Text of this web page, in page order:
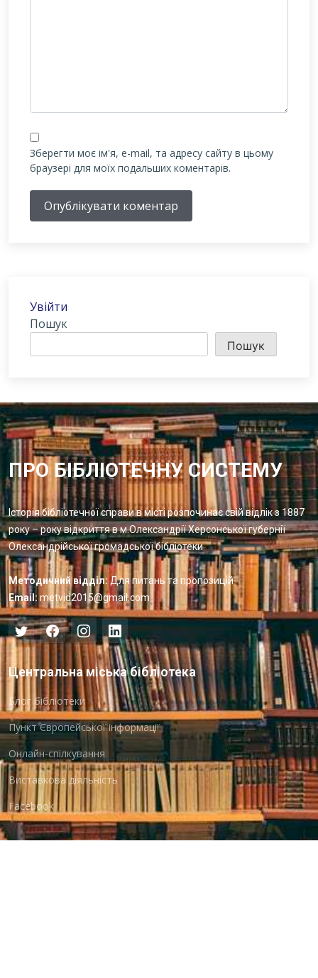
Зберегти моє ім'я, e-mail, та адресу сайту в цьому
браузері для моїх подальших коментарів.
Опублікувати коментар
Увійти
Пошук
Пошук
ПРО БІБЛІОТЕЧНУ СИСТЕМУ
Історія бібліотечної справи в місті розпочинає свій відлік з 1887
року – року відкриття в м.Олександрії Херсонської губернії
Олександрійської громадської бібліотеки
Методичний відділ: Для питань та пропозицій
Email: metvid2015@gmail.com
Центральна міська бібліотека
Блог бібліотеки
Пункт Європейської інформації
Онлайн-спілкування
Виставкова діяльність
Facebook